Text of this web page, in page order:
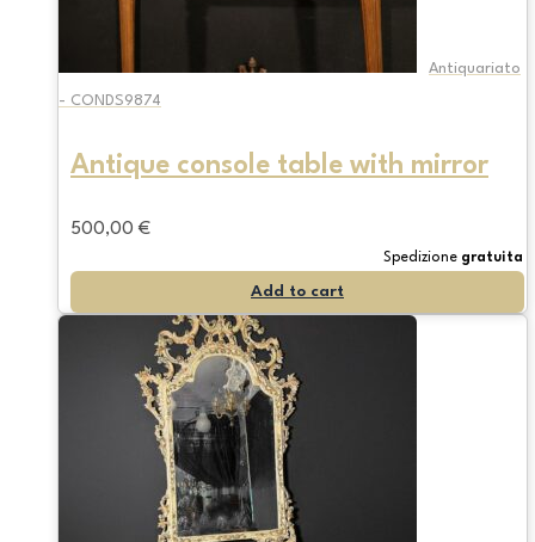
Antiquariato
- CONDS9874
Antique console table with mirror
500,00 €
Spedizione gratuita
Add to cart